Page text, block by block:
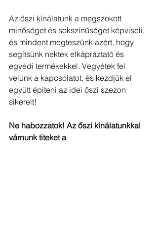
Az őszi kínálatunk a megszokott
minőséget és sokszínűséget képviseli,
és mindent megteszünk azért, hogy
segítsünk nektek elkápráztató és
egyedi termékekkel. Vegyétek fel
velünk a kapcsolatot, és kezdjük el
együtt építeni az idei őszi szezon
sikereit!
Ne habozzatok! Az őszi kínálatunkkal
várnunk titeket a